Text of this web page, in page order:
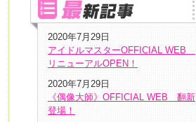
2020年7月29日
アイドルマスターOFFICIAL WEB
リニューアルOPEN！
2020年7月29日
《偶像大師》OFFICIAL WEB 翻新
登場！